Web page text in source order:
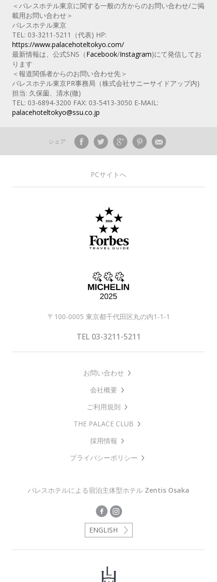
＜パレスホテル東京に関する一般の方からのお問い合わせ/ご掲
載用お問い合わせ＞
パレスホテル東京
TEL: 03-3211-5211（代表) HP:
https://www.palacehoteltokyo.com/
最新情報は、公式SNS（Facebook/Instagram)にて発信してお
ります
＜報道関係者からのお問い合わせ先＞
パレスホテル東京PR事務局（株式会社サニーサイドアップ内)
担当: 久保薗、清水(徹)
TEL: 03-6894-3200 FAX: 03-5413-3050 E‐MAIL:
palacehoteltokyo@ssu.co.jp
シェア
PCサイトへ
〒100-0005 東京都千代田区丸の内1-1-1
TEL 03-3211-5211
お問い合わせ
会社概要
ご利用規則
THE PALACE CLUB
採用情報
プライバシーポリシー
パレスホテルによる宿泊主体型ホテル Zentis Osaka
ENGLISH